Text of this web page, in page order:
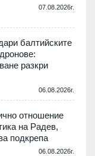
07.08.2026г.
балтийските
разкри
06.08.2026г.
отношение
на Радев,
подкрепа
06.08.2026г.